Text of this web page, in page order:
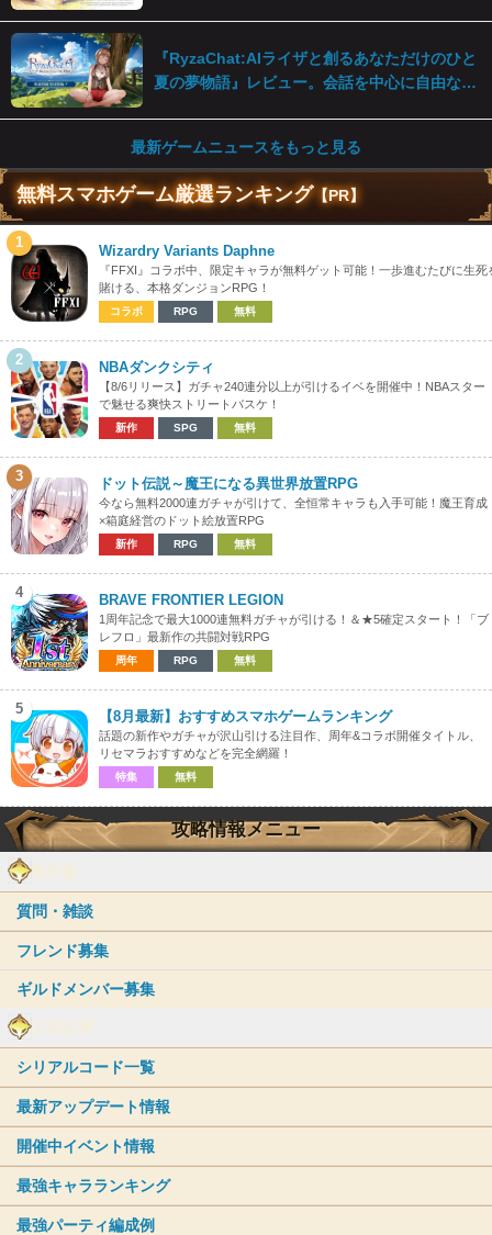
『RyzaChat:AIライザと創るあなただけのひと
夏の夢物語』レビュー。会話を中心に自由な冒
最新ゲームニュースをもっと見る
無料スマホゲーム厳選ランキング【PR】
1
Wizardry Variants Daphne
『FFXI』コラボ中、限定キャラが無料ゲット可能！一歩進むたびに生死
賭ける、本格ダンジョンRPG！
コラボ RPG 無料
2 NBAダンクシティ
【8/6リリース】ガチャ240連分以上が引けるイベを開催中！NBAスター
で魅せる爽快ストリートバスケ！
新作 SPG 無料
3 ドット伝説～魔王になる異世界放置RPG
今なら無料2000連ガチャが引けて、全恒常キャラも入手可能！魔王育成
×箱庭経営のドット絵放置RPG
新作 RPG 無料
4 BRAVE FRONTIER LEGION
1周年記念で最大1000連無料ガチャが引ける！＆★5確定スタート！「ブ
レフロ」最新作の共闘対戦RPG
周年 RPG 無料
5 【8月最新】おすすめスマホゲームランキング
話題の新作やガチャが沢山引ける注目作、周年&コラボ開催タイトル、
リセマラおすすめなどを完全網羅！
特集 無料
攻略情報メニュー
掲示板
質問・雑談
フレンド募集
ギルドメンバー募集
注目記事
シリアルコード一覧
最新アップデート情報
開催中イベント情報
最強キャラランキング
最強パーティ編成例